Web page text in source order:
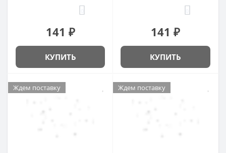
141 ₽
КУПИТЬ
141 ₽
КУПИТЬ
Ждем поставку Ждем поставку